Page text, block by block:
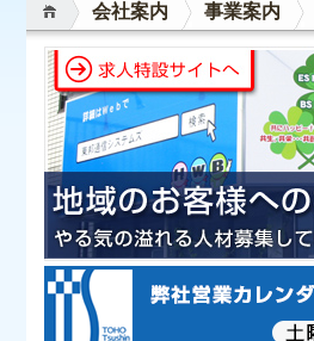
会社案内 事業案内